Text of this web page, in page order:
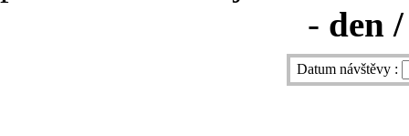
- den
Datum návštěvy :